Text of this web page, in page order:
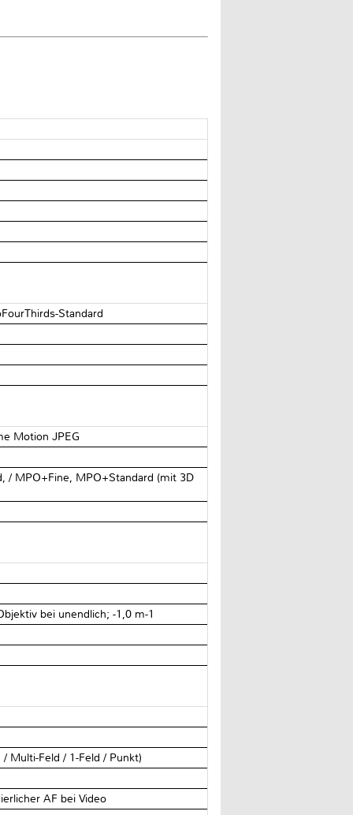
Standard
Motion JPEG
/ MPO+Fine, MPO+Standard (mit 3D
bei unendlich; -1,0 m-1
/ Multi-Feld / 1-Feld / Punkt)
AF bei Video